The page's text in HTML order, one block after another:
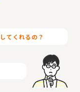
してくれるの？